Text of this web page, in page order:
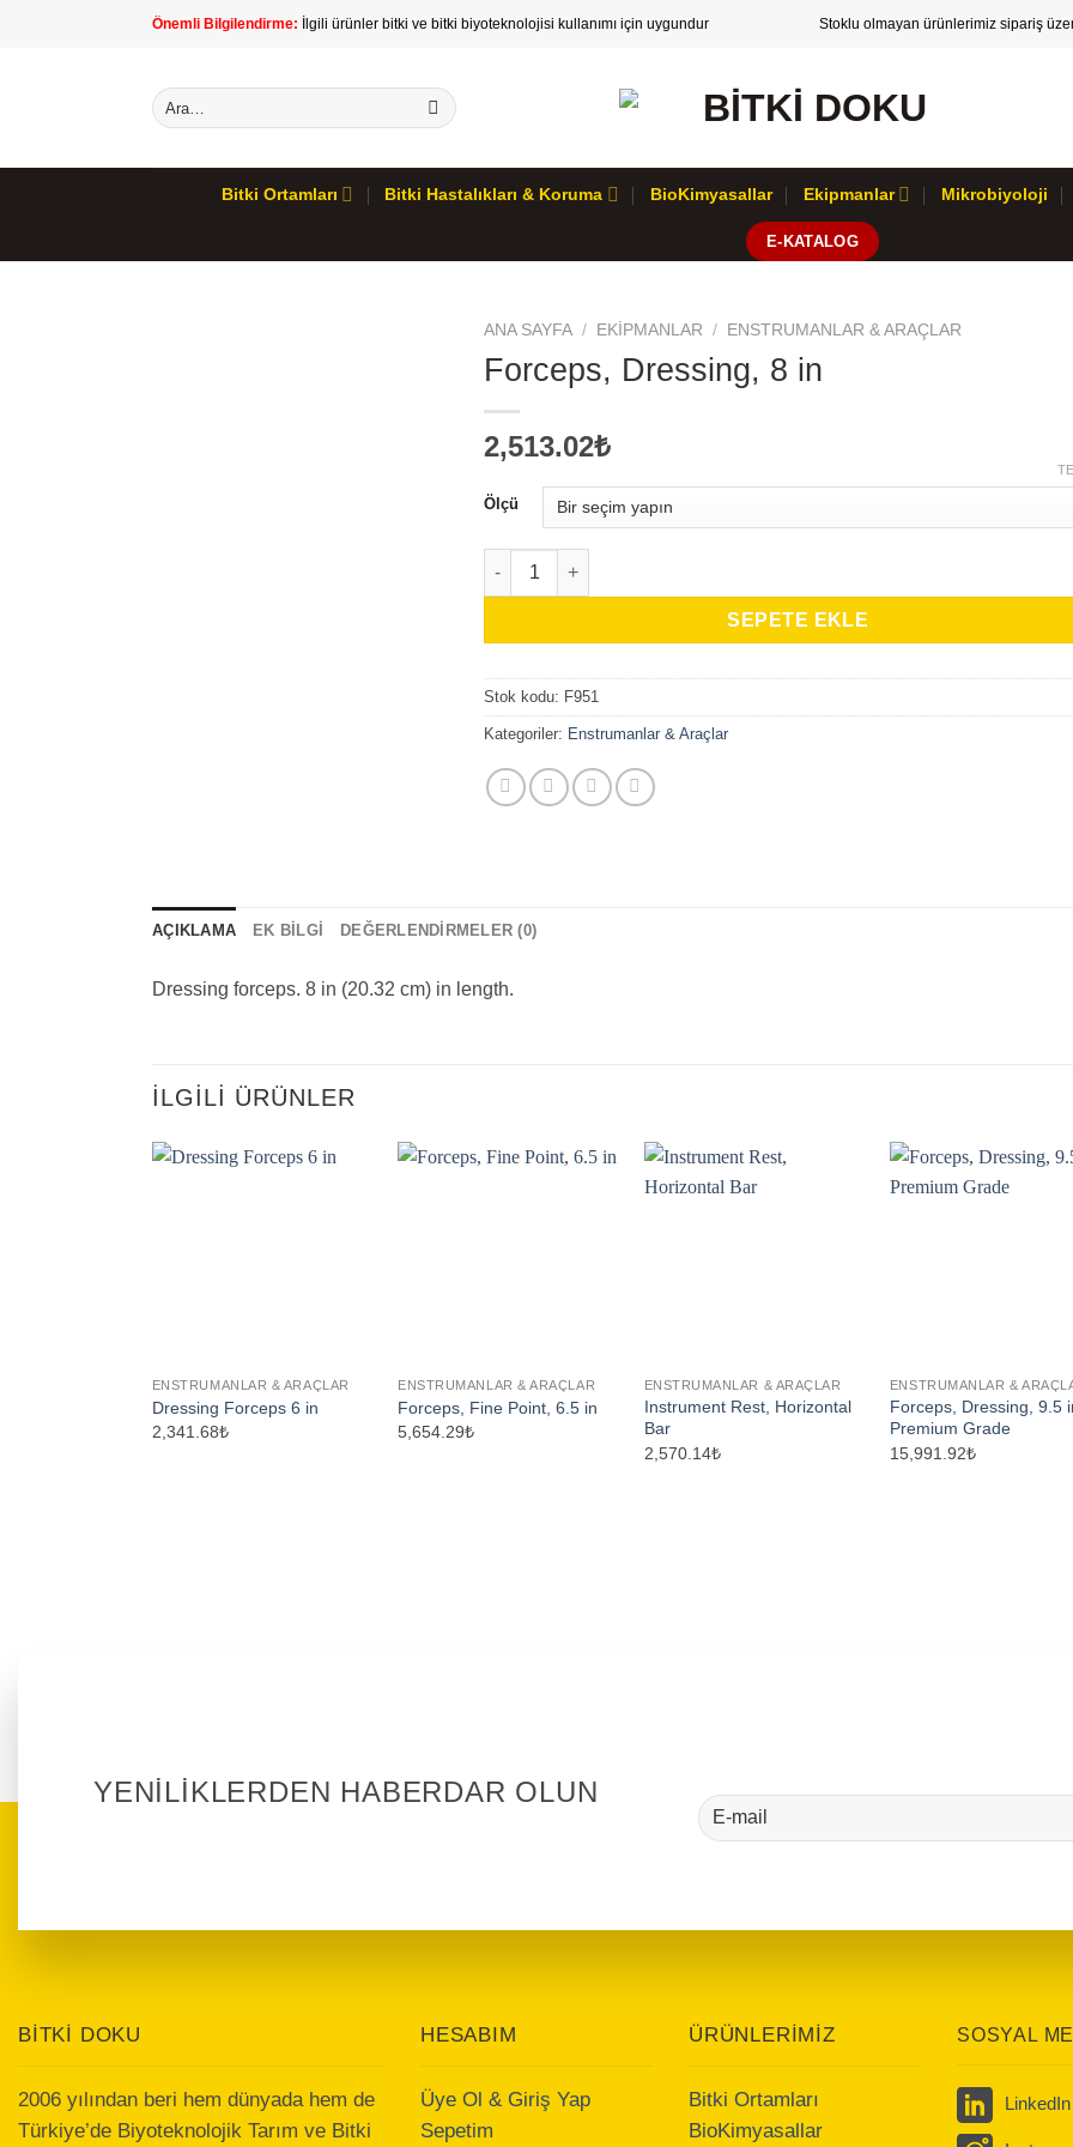
Önemli Bilgilendirme: İlgili ürünler bitki ve bitki biyoteknolojisi kullanımı için uygundur Stoklu olmayan ürünlerimiz sipariş
Ara:
Bitki Ortamları Bitki Hastalıkları & Koruma BioKimyasallar Ekipmanlar Mikrobiyoloji
E-KATALOG
ANA SAYFA / EKIPMANLAR / ENSTRUMANLAR & ARAÇLAR
Forceps, Dressing, 8 in
2,513.02₺
Ölçü
Forceps, Dressing, 8 in adet
SEPETE EKLE
Stok kodu: F951
Kategoriler: Enstrumanlar & Araçlar
AÇIKLAMA EK BILGI DEĞERLENDIRMELER (0)
Dressing forceps. 8 in (20.32 cm) in length.
İLGILI ÜRÜNLER
ENSTRUMANLAR & ARAÇLAR
Dressing Forceps 6 in
2,341.68₺
ENSTRUMANLAR & ARAÇLAR
Forceps, Fine Point, 6.5 in
5,654.29₺
ENSTRUMANLAR & ARAÇLAR
Instrument Rest, Horizontal
Bar
2,570.14₺
ENSTRUMANLAR &
Forceps, Dressing, 9.5
Premium Grade
15,991.92₺
YENİLİKLERDEN HABERDAR OLUN
BİTKİ DOKU
2006 yılından beri hem dünyada hem de
Türkiye’de Biyoteknolojik Tarım ve Bitki
HESABIM
Üye Ol & Giriş Yap
Sepetim
ÜRÜNLERİMİZ
Bitki Ortamları
BioKimyasallar
SOSYAL
LinkedIn